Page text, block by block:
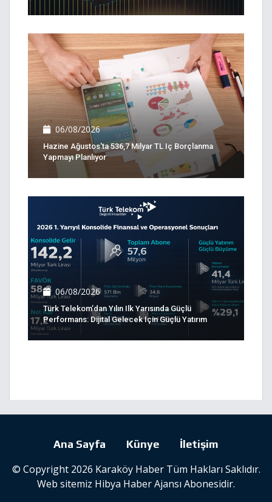
06/08/2026
Hazine Ağustos'ta 536,7 Milyar TL Iç Borçlanma
Yapmayı Planlıyor
06/08/2026
Türk Telekom’dan Yılın Ilk Yarısında Güçlü
Performans: Dijital Gelecek Için Güçlü Yatırım
Ana Sayfa Künye İletişim
© Copyright 2026 Karaköy Haber Tüm Hakları Saklıdır.
Web sitemiz Hibya Haber Ajansı Abonesidir.